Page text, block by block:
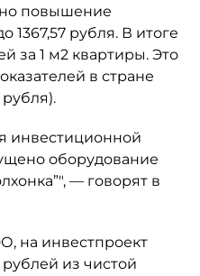
повышение
1367,57 рубля. В итоге
за 1 м2 квартиры. Это
в стране
инвестиционной
оборудование
— говорят в
на инвестпроект
из чистой